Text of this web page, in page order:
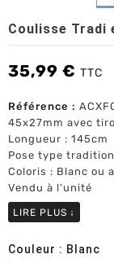
Coulisse Tradi
35,99 € TTC
Référence :
45x27mm avec
Longueur : 145cm
Pose type
Coloris : Blanc ou
Vendu à l'unité
LIRE PLUS ↓
Couleur : Blanc